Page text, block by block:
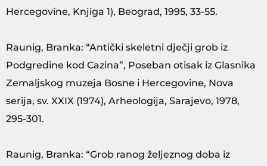
Hercegovine, Knjiga 1), Beograd, 1995, 33-55.
Raunig, Branka: “Antički skeletni dječji grob iz
Podgredine kod Cazina”, Poseban otisak iz Glasnika
Zemaljskog muzeja Bosne i Hercegovine, Nova
serija, sv. XXIX (1974), Arheologija, Sarajevo, 1978,
295-301.
Raunig, Branka: “Grob ranog željeznog doba iz